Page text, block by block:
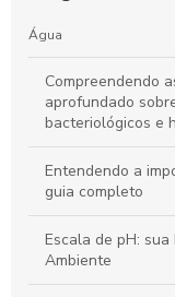
Água
Compreendendo
aprofundado
bacteriológicos e
Entendendo a
guia completo
Escala de pH:
Ambiente